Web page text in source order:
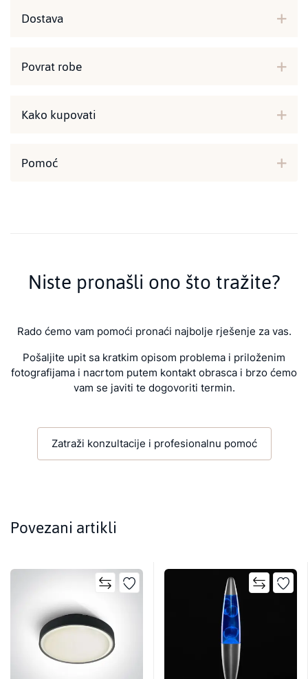
Dostava
Povrat robe
Kako kupovati
Pomoć
Niste pronašli ono što tražite?
Rado ćemo vam pomoći pronaći najbolje rješenje za vas.
Pošaljite upit sa kratkim opisom problema i priloženim
fotografijama i nacrtom putem kontakt obrasca i brzo ćemo
vam se javiti te dogovoriti termin.
Zatraži konzultacije i profesionalnu pomoć
Povezani artikli